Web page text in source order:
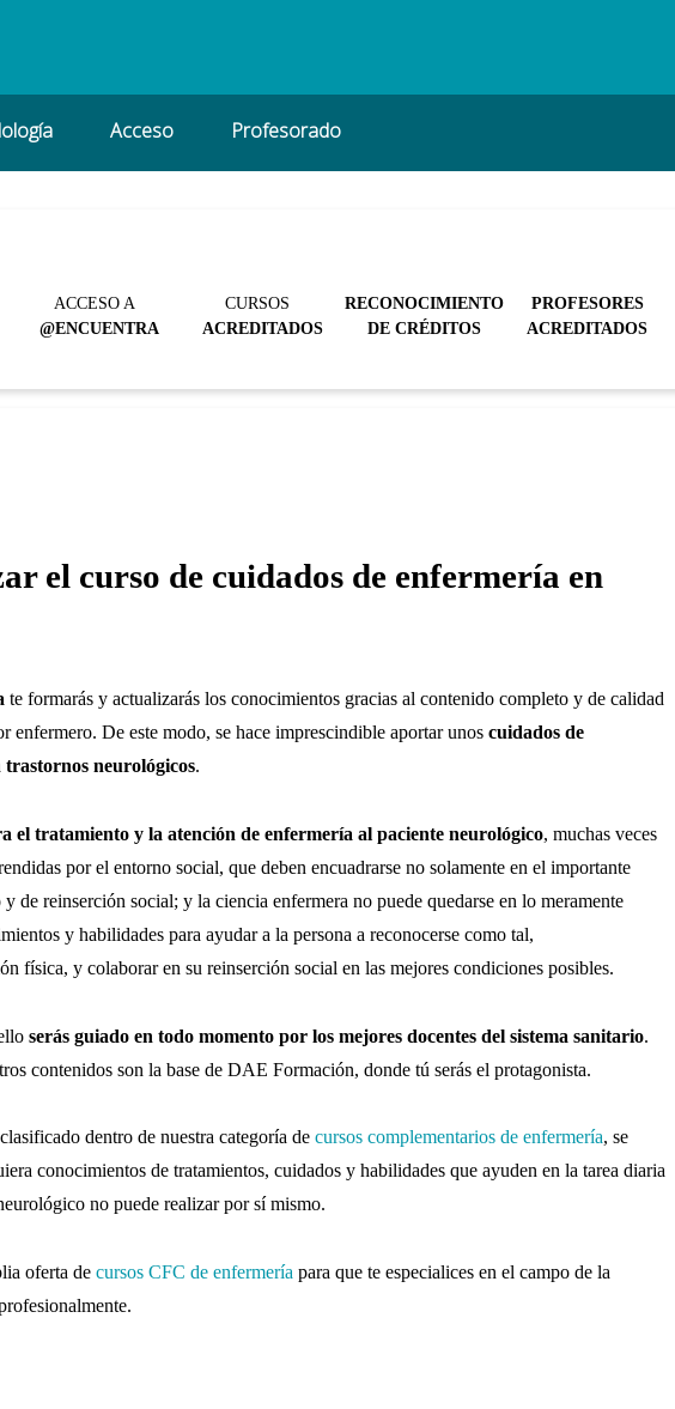
Acceso Profesorado
ACCESO A
@ENCUENTRA
CURSOS
ACREDITADOS
RECONOCIMIENTO
DE CRÉDITOS
PROFESORES
ACREDITADOS
el curso de cuidados de enfermería en
te formarás y actualizarás los conocimientos gracias al contenido completo y de calidad
enfermero. De este modo, se hace imprescindible aportar unos cuidados de
trastornos neurológicos.
el tratamiento y la atención de enfermería al paciente neurológico, muchas veces
por el entorno social, que deben encuadrarse no solamente en el importante
de reinserción social; y la ciencia enfermera no puede quedarse en lo meramente
y habilidades para ayudar a la persona a reconocerse como tal,
física, y colaborar en su reinserción social en las mejores condiciones posibles.
serás guiado en todo momento por los mejores docentes del sistema sanitario.
contenidos son la base de DAE Formación, donde tú serás el protagonista.
dentro de nuestra categoría de cursos complementarios de enfermería, se
conocimientos de tratamientos, cuidados y habilidades que ayuden en la tarea diaria
no puede realizar por sí mismo.
oferta de cursos CFC de enfermería para que te especialices en el campo de la